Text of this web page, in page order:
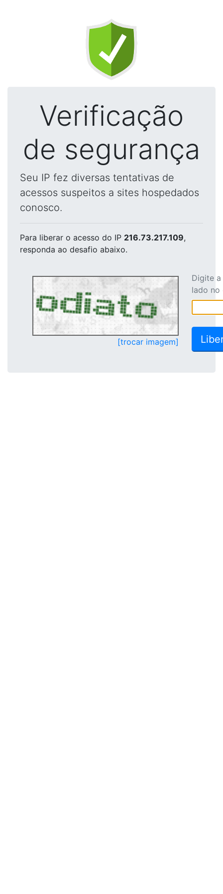
Verificação
de segurança
Seu IP fez diversas tentativas de
acessos suspeitos a sites hospedados
conosco.
Para liberar o acesso do IP 216.73.217.109,
responda ao desafio abaixo.
[trocar imagem]
Digite
lado no